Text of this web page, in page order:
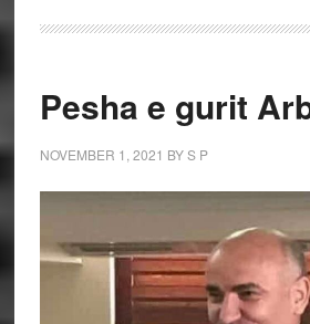
Pesha e gurit
NOVEMBER 1, 2021 BYS P